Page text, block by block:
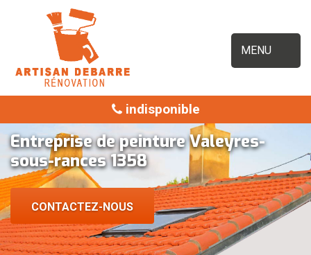
MENU
indisponible
Entreprise de peinture Valeyres-
sous-rances 1358
CONTACTEZ-NOUS